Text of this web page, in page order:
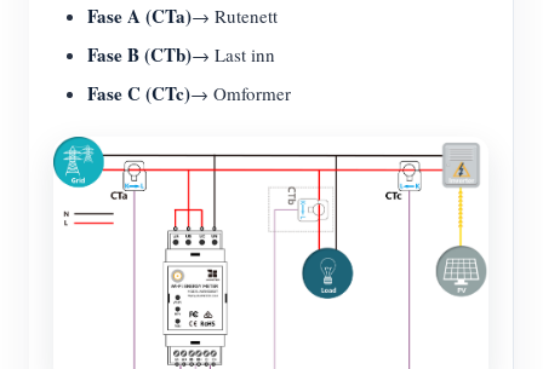
Fase A (CTa)→ Rutenett
Fase B (CTb)→ Last inn
Fase C (CTc)→ Omformer